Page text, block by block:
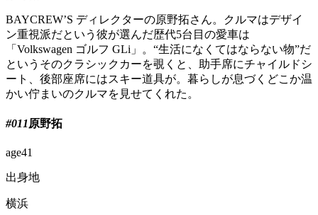
BAYCREW’S ディレクターの原野拓さん。クルマはデザイ
ン重視派だという彼が選んだ歴代5台目の愛車は
「Volkswagen ゴルフ GLi」。“生活になくてはならない物”だ
というそのクラシックカーを覗くと、助手席にチャイルドシ
ート、後部座席にはスキー道具が。暮らしが息づくどこか温
かい佇まいのクルマを見せてくれた。
#011原野拓
age41
出身地
横浜